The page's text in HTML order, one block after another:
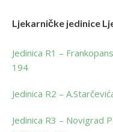
Ljekarničke jedinice
Jedinica R1 –
194
Jedinica R2 –
Jedinica R3 – Novigrad